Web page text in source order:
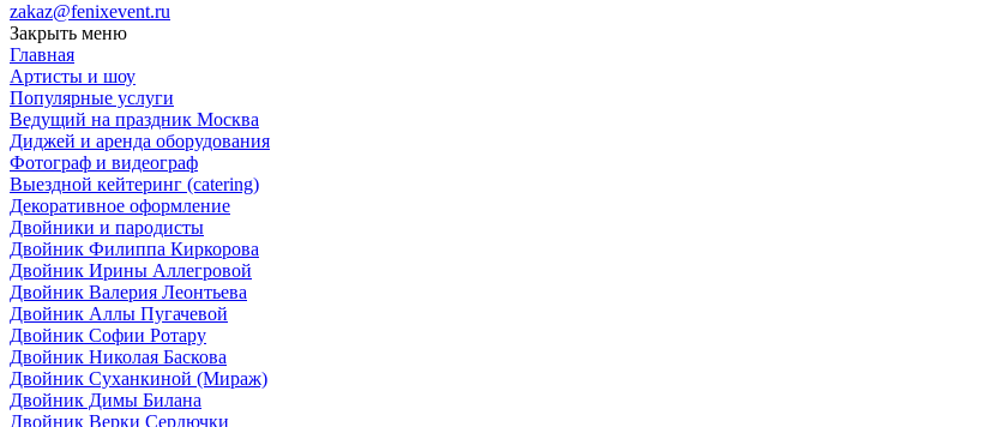
zakaz@fenixevent.ru
Закрыть меню
Главная
Артисты и шоу
Популярные услуги
Ведущий на праздник Москва
Диджей и аренда оборудования
Фотограф и видеограф
Выездной кейтеринг (catering)
Декоративное оформление
Двойники и пародисты
Двойник Филиппа Киркорова
Двойник Ирины Аллегровой
Двойник Валерия Леонтьева
Двойник Аллы Пугачевой
Двойник Софии Ротару
Двойник Николая Баскова
Двойник Суханкиной (Мираж)
Двойник Димы Билана
Двойник Верки Сердючки